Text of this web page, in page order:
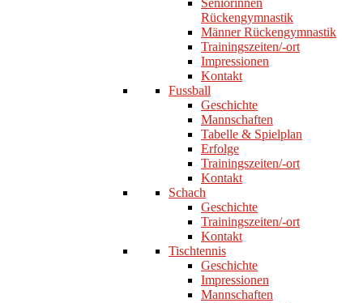
Seniorinnen
Rückengymnastik
Männer Rückengymnastik
Trainingszeiten/-ort
Impressionen
Kontakt
Fussball
Geschichte
Mannschaften
Tabelle & Spielplan
Erfolge
Trainingszeiten/-ort
Kontakt
Schach
Geschichte
Trainingszeiten/-ort
Kontakt
Tischtennis
Geschichte
Impressionen
Mannschaften